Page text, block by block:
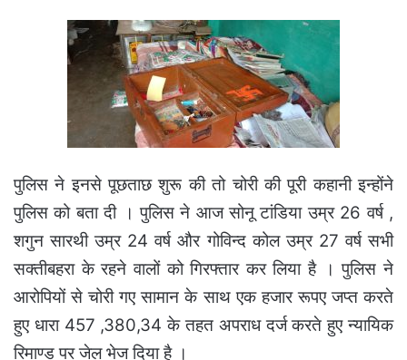
पुलिस ने इनसे पूछताछ शुरू की तो चोरी की पूरी कहानी इन्होंने
पुलिस को बता दी । पुलिस ने आज सोनू टांडिया उम्र 26 वर्ष ,
शगुन सारथी उम्र 24 वर्ष और गोविन्द कोल उम्र 27 वर्ष सभी
सक्तीबहरा के रहने वालों को गिरफ्तार कर लिया है । पुलिस ने
आरोपियों से चोरी गए सामान के साथ एक हजार रूपए जप्त करते
हुए धारा 457 ,380,34 के तहत अपराध दर्ज करते हुए न्यायिक
रिमाण्ड पर जेल भेज दिया है ।